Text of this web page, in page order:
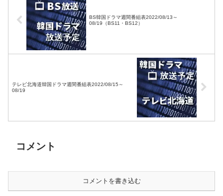
BS韓国ドラマ週間番組表2022/08/13～
08/19（BS11・BS12）
テレビ北海道韓国ドラマ週間番組表2022/08/15～
08/19
コメント
コメントを書き込む